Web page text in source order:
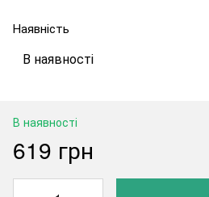
Наявність
В наявності
В наявності
619 грн